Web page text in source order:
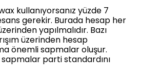
kullanıyorsanız yüzde 7
gerekir. Burada hesap her
yapılmalıdır. Bazı
üzerinden hesap
önemli sapmalar oluşur.
parti standardını